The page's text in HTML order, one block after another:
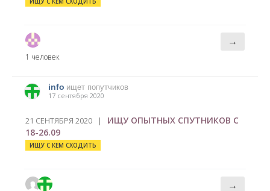
1 человек
→
info ищет попутчиков
17 сентября 2020
21 СЕНТЯБРЯ 2020 | ИЩУ ОПЫТНЫХ СПУТНИКОВ С
18-26.09
ИЩУ С КЕМ СХОДИТЬ
→